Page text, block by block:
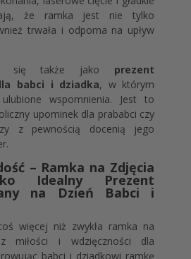
że ramka jest nie tylko
trwała i odporna na upływ
się także jako prezent
babci i dziadka, w którym
wspomnienia. Jest to
upominek dla prababci czy
z pewnością docenią jego
– Ramka na Zdjęcia
Idealny Prezent
na Dzień Babci i
więcej niż zwykła ramka na
miłości i wdzięczności dla
babci i dziadkowi ramkę